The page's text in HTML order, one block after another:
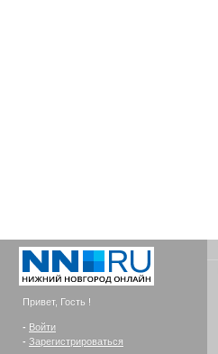
Привет, Гость !
- Войти
- Зарегистрироваться